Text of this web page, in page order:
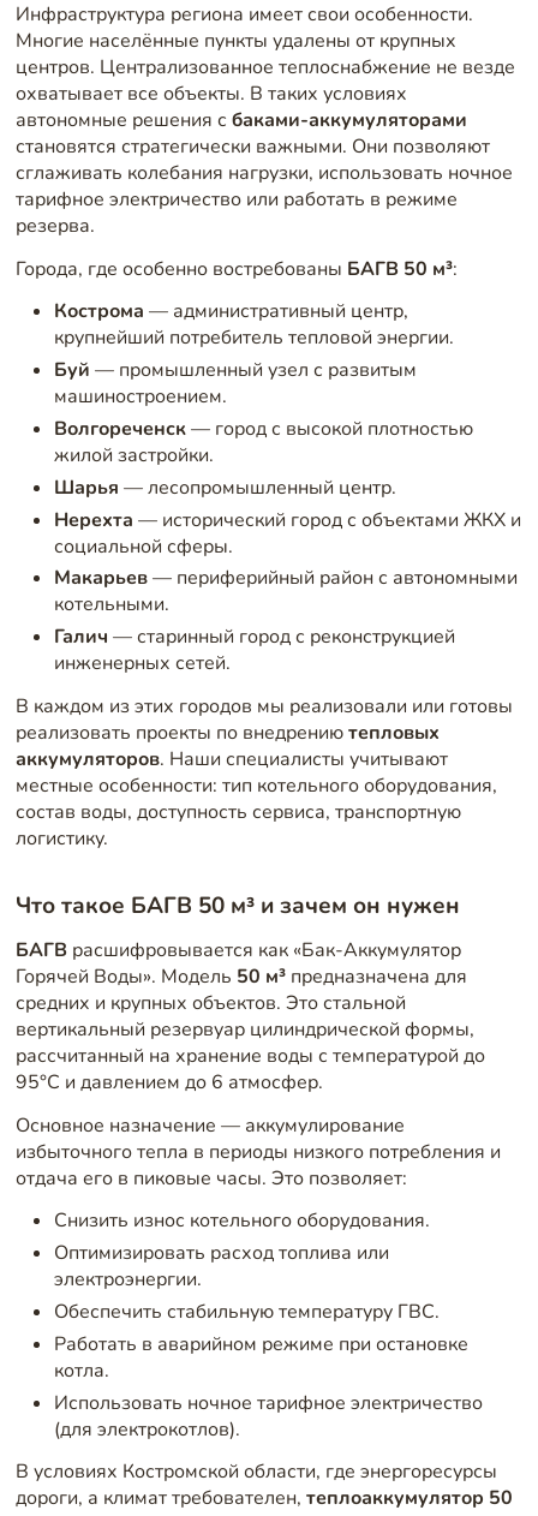
Инфраструктура региона имеет свои особенности.
Многие населённые пункты удалены от крупных
центров. Централизованное теплоснабжение не везде
охватывает все объекты. В таких условиях
автономные решения с баками-аккумуляторами
становятся стратегически важными. Они позволяют
сглаживать колебания нагрузки, использовать ночное
тарифное электричество или работать в режиме
резерва.
Города, где особенно востребованы БАГВ 50 м³:
Кострома — административный центр,
крупнейший потребитель тепловой энергии.
Буй — промышленный узел с развитым
машиностроением.
Волгореченск— город с высокой плотностью
жилой застройки.
Шарья — лесопромышленный центр.
Нерехта — исторический город с объектами ЖКХ и
социальной сферы.
Макарьев— периферийный район с автономными
котельными.
Галич — старинный город с реконструкцией
инженерных сетей.
В каждом из этих городов мы реализовали или готовы
реализовать проекты по внедрениютепловых
аккумуляторов. Наши специалисты учитывают
местные особенности: тип котельного оборудования,
состав воды, доступность сервиса, транспортную
логистику.
Что такое БАГВ 50 м³ и зачем он нужен
БАГВрасшифровывается как «Бак-Аккумулятор
Горячей Воды». Модель 50 м³предназначена для
средних и крупных объектов. Это стальной
вертикальный резервуар цилиндрической формы,
рассчитанный на хранение воды с температурой до
95°C и давлением до 6 атмосфер.
Основное назначение — аккумулирование
избыточного тепла в периоды низкого потребления и
отдача его в пиковые часы. Это позволяет:
Снизить износ котельного оборудования.
Оптимизировать расход топлива или
электроэнергии.
Обеспечить стабильную температуру ГВС.
Работать в аварийном режиме при остановке
котла.
Использовать ночное тарифное электричество
(для электрокотлов).
В условиях Костромской области, где энергоресурсы
дороги, а климат требователен, теплоаккумулятор 50